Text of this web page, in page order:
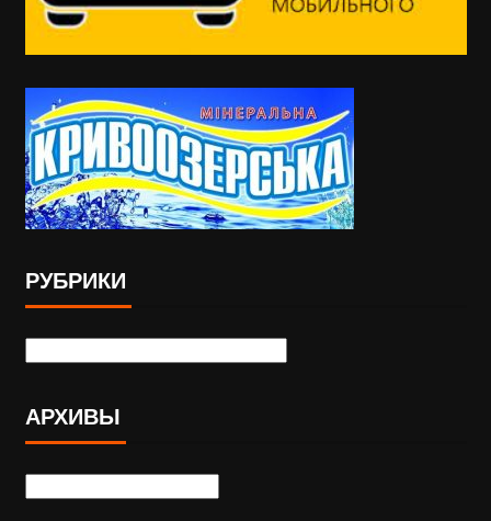
РУБРИКИ
АРХИВЫ